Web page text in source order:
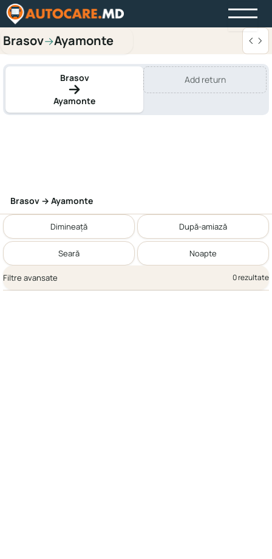
Brasov→Ayamonte
Brasov
Ayamonte
Add return
Brasov → Ayamonte
Dimineață După-amiază
Seară Noapte
Filtre avansate 0 rezultate